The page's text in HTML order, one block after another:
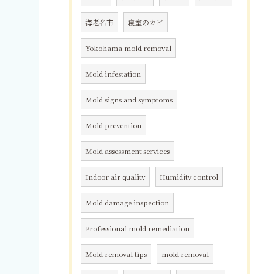
海老名市 寝室のカビ
Yokohama mold removal
Mold infestation
Mold signs and symptoms
Mold prevention
Mold assessment services
Indoor air quality Humidity control
Mold damage inspection
Professional mold remediation
Mold removal tips mold removal